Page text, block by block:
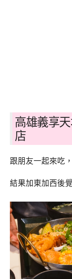
高雄義享
店
跟朋友一起來吃
結果加東加西後